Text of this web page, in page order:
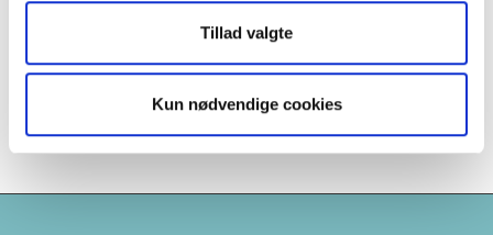
Tillad valgte
Kun nødvendige cookies
Du kan se en liste over Dansk Erhvervs medlemsfordele her:
Pjece over medlemsfordele i Dansk Erhverv
Medlemsrabatter i Dansk Erhverv